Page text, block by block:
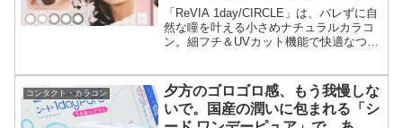
い自然な瞳！小さめナチュラルカ
ラコンでこっそり盛れる秘密
「ReVIA 1day/CIRCLE」は、バレずに自
然な瞳を叶える小さめナチュラルカラコ
ン。細フチ＆UVカット機能で快適なつけ
コンタクト・カラコン
夕方のゴロゴロ感、もう我慢しな
いで。国産の潤いに包まれる「シ